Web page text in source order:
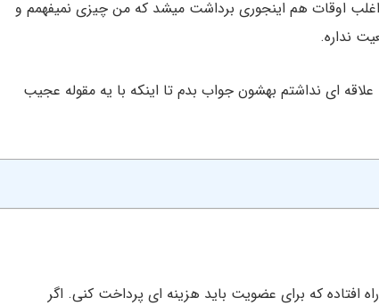
اوقات هم اینجوری برداشت میشد که من چیزی نمیفهمم و
نداره.
علاقه ای نداشتم بهشون جواب بدم تا اینکه با یه مقوله عجیب
افتاده که برای عضویت باید هزینه ای پرداخت کنی. اگر